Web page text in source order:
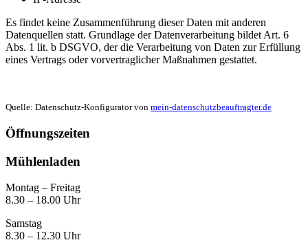
Es findet keine Zusammenführung dieser Daten mit anderen
Datenquellen statt. Grundlage der Datenverarbeitung bildet Art. 6
Abs. 1 lit. b DSGVO, der die Verarbeitung von Daten zur Erfüllung
eines Vertrags oder vorvertraglicher Maßnahmen gestattet.
Quelle: Datenschutz-Konfigurator von mein-datenschutzbeauftragter.de
Öffnungszeiten
Mühlenladen
Montag – Freitag
8.30 – 18.00 Uhr
Samstag
8.30 – 12.30 Uhr